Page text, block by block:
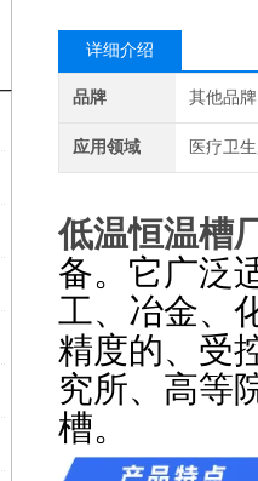
详细介绍
品牌 其他品牌
应用领域 医疗卫
低温恒温槽
备。它广泛
工、冶金、
精度的、受
究所、高等
槽。